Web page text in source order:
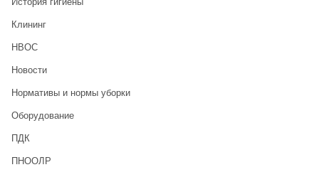
Клининг
НВОС
Новости
Нормативы и нормы уборки
Оборудование
ПДК
ПНООЛР